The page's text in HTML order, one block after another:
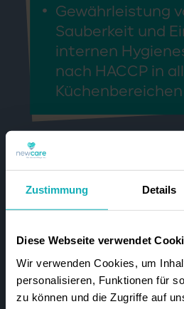
Zustimmung Details
Diese Webseite verwendet
Wir verwenden Cookies, um
personalisieren, Funktionen für
zu können und die Zugriffe auf
Gewährleistung
Sauberkeit und
internen
nach HACCP in
Küchenbereichen
Was Du
Eine in der
abgeschlossene
Ausbildung als
Mehrjährige